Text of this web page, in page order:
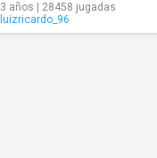
3 años | 28458 jugadas
luizricardo_96